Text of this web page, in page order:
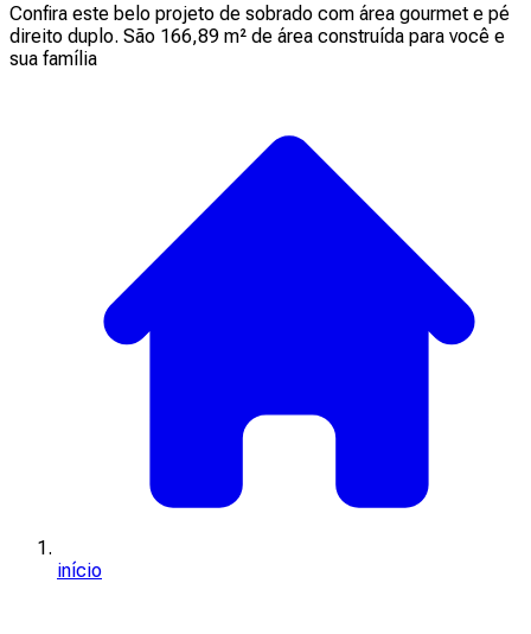
Confira este belo projeto de sobrado com área gourmet e pé
direito duplo. São 166,89 m² de área construída para você e
sua família
início